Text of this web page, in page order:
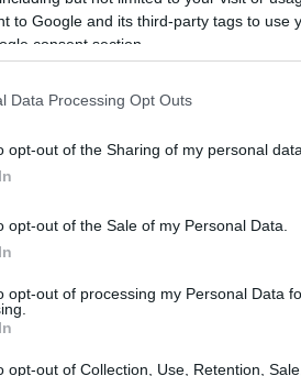
to Google and its third-party tags to use
consent section.
Data Processing Opt Outs
opt-out of the Sharing of my personal data.
opt-out of the Sale of my Personal Data.
opt-out of processing my Personal Data
opt-out of Collection, Use, Retention,
ενσωματώνεται στο βασικό
μεγαλύτερη ελάφρυνση των
τάξης σε σχέση τόσο με τον
δεσμεύσεις»,
κλιμακίων θα γίνει σε λίγες
Βουλή, μετά και την
πως πλέον η συνολική
στην Ελλάδα